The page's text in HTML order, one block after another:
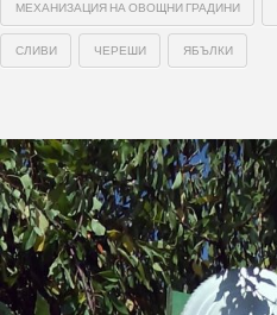
МЕХАНИЗАЦИЯ НА ОВОЩНИ ГРАДИНИ
СЛИВИ ЧЕРЕШИ ЯБЪЛКИ